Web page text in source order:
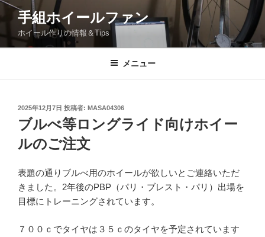
コ
テ
ン
手組ホイールファン
ホイール作りの情報＆Tips
メニュー
投
日:
2025年12月7日 投稿者: MASA04306
ブルべ等ロングライド向けホイー
ルのご注文
表題の通りブルべ用のホイールが欲しいとご連絡いただ
きました。2年後のPBP（パリ・ブレスト・パリ）出場を
目標にトレーニングされています。
７００ｃでタイヤは３５ｃのタイヤを予定されています